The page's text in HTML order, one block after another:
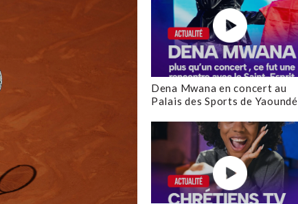
Dena Mwana en concert au
Palais des Sports de Yaoundé